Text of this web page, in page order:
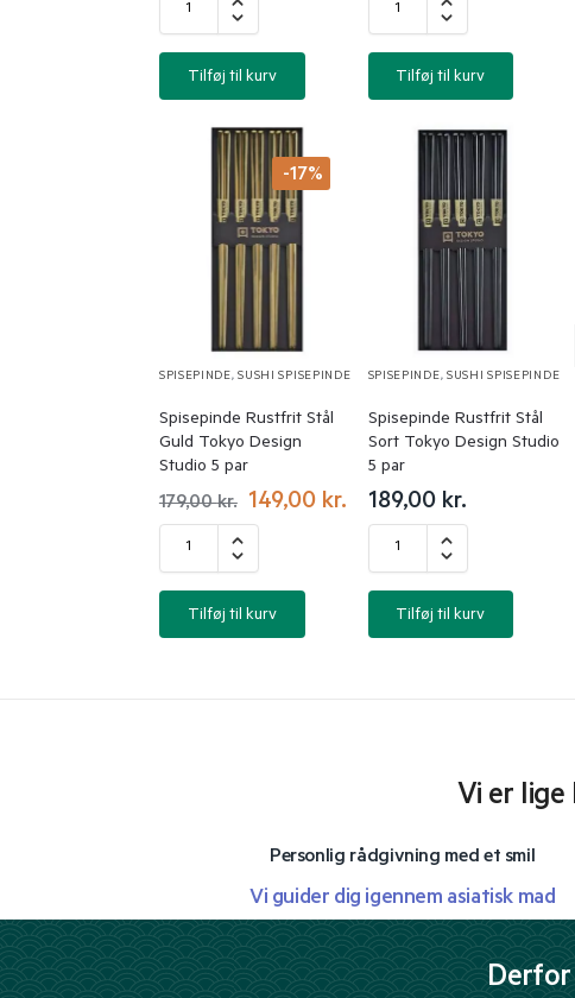
Tilføj til kurv Tilføj til kurv
-17%
SPISEPINDE,SUSHI SPISEPINDE
Spisepinde Rustfrit Stål
Guld Tokyo Design
Studio 5 par
179,00kr. 149,00 kr.
Tilføj til kurv
SPISEPINDE, SUSHI SPISEPINDE
Spisepinde Rustfrit Stål
Sort Tokyo Design Studio
5 par
189,00 kr.
Tilføj til kurv
Vi er
Personlig rådgivning med et smil
Vi guider dig igennem asiatisk mad
Derfor